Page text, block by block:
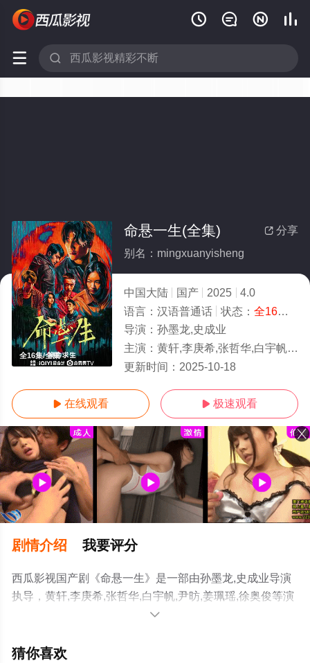
   
 
全16集/全集
 分享
命悬一生(全集)
别名：mingxuanyisheng
中国大陆 国产 2025
4.0
语言： 汉语普通话 状态： 全16集
导演： 孙墨龙,史成业
主演： 黄轩,李庚希,张哲华,白宇帆,尹昉,姜珮瑶,徐奥俊
更新时间： 2025-10-18
 在线观看  极速观看
剧情介绍 我要评分
西瓜影视国产剧《命悬一生》是一部由孙墨龙,史成业导演
执导，黄轩,李庚希,张哲华,白宇帆,尹昉,姜珮瑶,徐奥俊等演
员精彩演绎的中国大陆电视剧，大结局剧情已揭晓（全16
瓜影院，更多相关信息可移步至豆瓣电视剧、电视猫或剧

猜你喜欢